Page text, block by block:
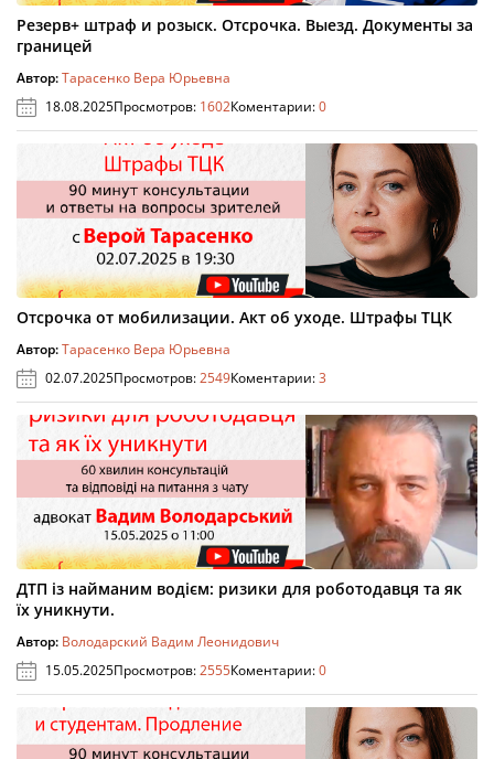
Резерв+ штраф и розыск. Отсрочка. Выезд. Документы за
границей
Автор:Тарасенко Вера Юрьевна
18.08.2025Просмотров: 1602Коментарии:0
Отсрочка от мобилизации. Акт об уходе. Штрафы ТЦК
Автор:Тарасенко Вера Юрьевна
02.07.2025Просмотров:2549Коментарии:3
ДТП із найманим водієм: ризики для роботодавця та як
їх уникнути.
Автор: Володарский Вадим Леонидович
15.05.2025Просмотров:2555Коментарии:0